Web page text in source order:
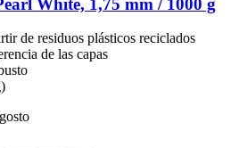
White, 1,75 mm / 1000 g
de residuos plásticos reciclados
de las capas